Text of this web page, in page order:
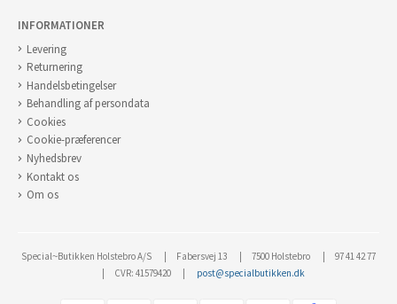
INFORMATIONER
Levering
Returnering
Handelsbetingelser
Behandling af persondata
Cookies
Cookie-præferencer
Nyhedsbrev
Kontakt os
Om os
Special~Butikken Holstebro A/S Fabersvej 13 7500 Holstebro
97 41 42 77
CVR: 41579420
post@specialbutikken.dk